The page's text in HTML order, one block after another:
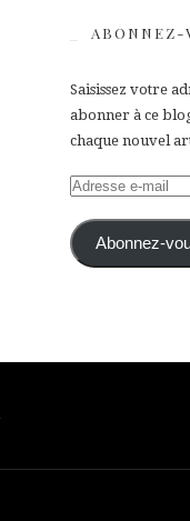
ABONNEZ-
Saisissez votre
abonner à ce
chaque nouvel
Adresse
mail Abonnez-